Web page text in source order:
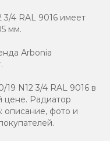
3/4 RAL 9016 имеет
мм.
Аrbonia
N12 3/4 RAL 9016 в
цене. Радиатор
описание, фото и